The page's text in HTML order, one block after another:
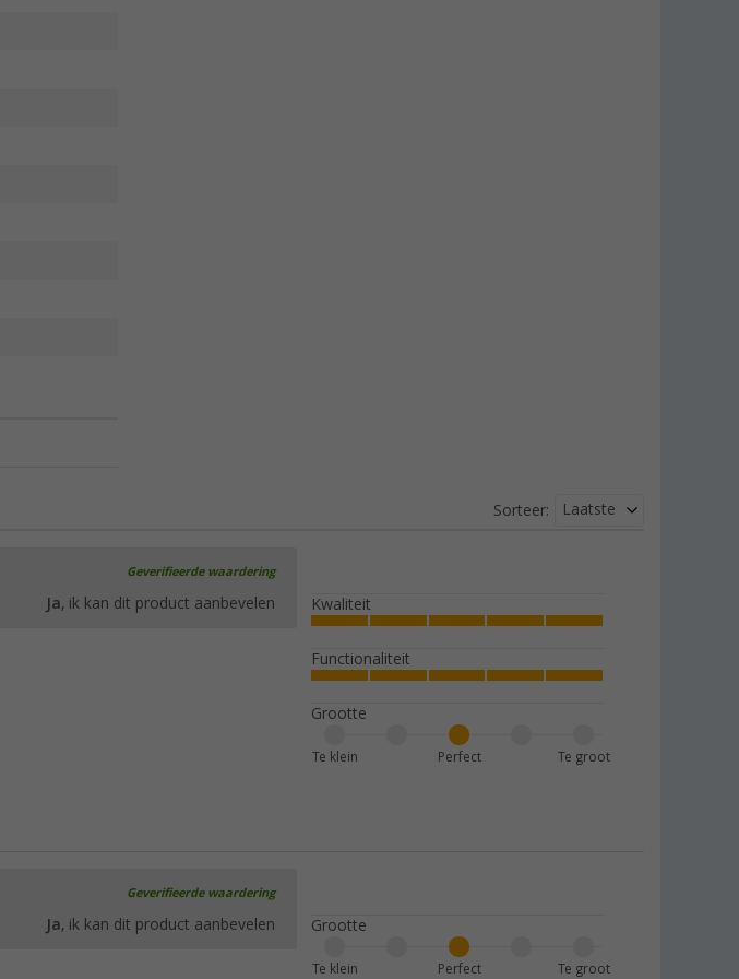
Sorteer: Laatste
Geverifieerde waardering
Ja, ik kan dit product aanbevelen Kwaliteit
Functionaliteit
Grootte
Te groot
Perfect
Te klein
Geverifieerde waardering
Ja, ik kan dit product aanbevelen Grootte
Te groot
Perfect
Te klein